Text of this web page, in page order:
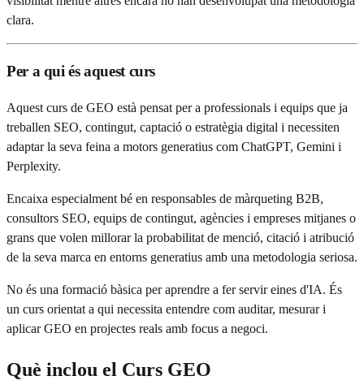
clara.
Per a qui és aquest curs
Aquest curs de GEO està pensat per a professionals i equips que ja
treballen SEO, contingut, captació o estratègia digital i necessiten
adaptar la seva feina a motors generatius com ChatGPT, Gemini i
Perplexity.
Encaixa especialment bé en responsables de màrqueting B2B,
consultors SEO, equips de contingut, agències i empreses mitjanes o
grans que volen millorar la probabilitat de menció, citació i atribució
de la seva marca en entorns generatius amb una metodologia seriosa.
No és una formació bàsica per aprendre a fer servir eines d'IA. És
un curs orientat a qui necessita entendre com auditar, mesurar i
aplicar GEO en projectes reals amb focus a negoci.
Què inclou el Curs GEO